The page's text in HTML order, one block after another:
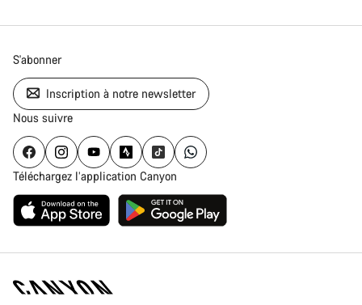
S'abonner
Inscription à notre newsletter
Nous suivre
Téléchargez l’application Canyon